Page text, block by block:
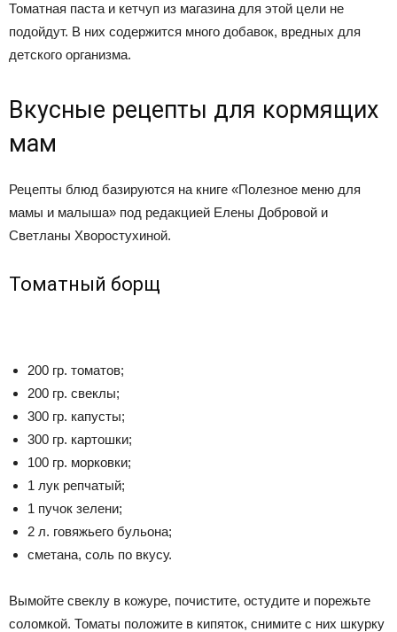
Томатная паста и кетчуп из магазина для этой цели не
подойдут. В них содержится много добавок, вредных для
детского организма.
Вкусные рецепты для кормящих
мам
Рецепты блюд базируются на книге «Полезное меню для
мамы и малыша» под редакцией Елены Добровой и
Светланы Хворостухиной.
Томатный борщ
200 гр. томатов;
200 гр. свеклы;
300 гр. капусты;
300 гр. картошки;
100 гр. морковки;
1 лук репчатый;
1 пучок зелени;
2 л. говяжьего бульона;
сметана, соль по вкусу.
Вымойте свеклу в кожуре, почистите, остудите и порежьте
соломкой. Томаты положите в кипяток, снимите с них шкурку